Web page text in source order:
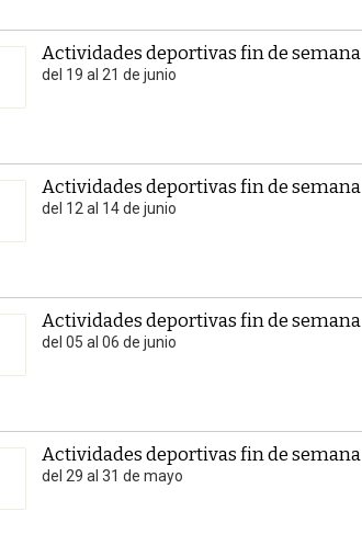
Actividades deportivas fin de semana
del 19 al 21 de junio
Actividades deportivas fin de semana
del 12 al 14 de junio
Actividades deportivas fin de semana
del 05 al 06 de junio
Actividades deportivas fin de semana
del 29 al 31 de mayo